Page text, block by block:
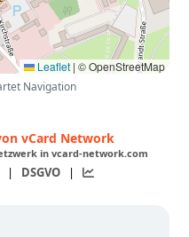
Leaflet | © OpenStreetMap
Navigation
vCard Network
in vcard-network.com
| DSGVO |